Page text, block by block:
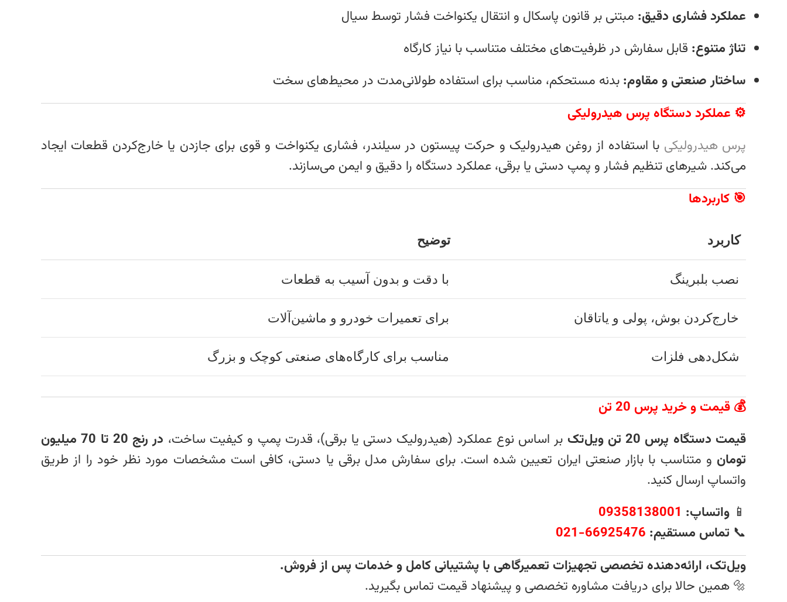
عملکرد فشاری دقیق: مبتنی بر قانون پاسکال و انتقال یکنواخت فشار توسط سیال
تناژ متنوع: قابل سفارش در ظرفیت‌های مختلف متناسب با نیاز کارگاه
ساختار صنعتی و مقاوم: بدنه مستحکم، مناسب برای استفاده طولانی‌مدت در محیط‌های سخت
⚙️ عملکرد دستگاه پرس هیدرولیکی
پرس هیدرولیکی با استفاده از روغن هیدرولیک و حرکت پیستون در سیلندر، فشاری یکنواخت و قوی برای جازدن یا خارج‌کردن قطعات ایجاد
می‌کند. شیرهای تنظیم فشار و پمپ دستی یا برقی، عملکرد دستگاه را دقیق و ایمن می‌سازند.
🎯 کاربردها
کاربرد توضیح
نصب بلبرینگ با دقت و بدون آسیب به قطعات
خارج‌کردن بوش، پولی و یاتاقان برای تعمیرات خودرو و ماشین‌آلات
شکل‌دهی فلزات مناسب برای کارگاه‌های صنعتی کوچک و بزرگ
💰 قیمت و خرید پرس 20 تن
قیمت دستگاه پرس 20 تن ویل‌تک
بر اساس نوع عملکرد (هیدرولیک دستی یا برقی)، قدرت پمپ و کیفیت ساخت،
در رنج 20 تا 70 میلیون
تومان و متناسب با بازار صنعتی ایران تعیین شده است. برای سفارش مدل برقی یا دستی، کافی است مشخصات مورد نظر خود را از طریق
واتساپ ارسال کنید.
📱 واتساپ: 09358138001
📞 تماس مستقیم: 66925476-021
ویل‌تک، ارائه‌دهنده تخصصی تجهیزات تعمیرگاهی با پشتیبانی کامل و خدمات پس از فروش.
🔩 همین حالا برای دریافت مشاوره تخصصی و پیشنهاد قیمت تماس بگیرید.